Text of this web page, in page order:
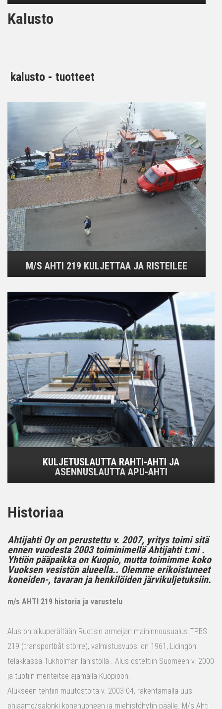
Kalusto
kalusto - tuotteet
M/S AHTI 219 KULJETTAA JA RISTEILEE
KULJETUSLAUTTA RAHTI-AHTI JA
ASENNUSLAUTTA APU-AHTI
Historiaa
Ahtijahti Oy on perustettu v. 2007, yritys toimi sitä
ennen vuodesta 2003 toiminimellä Ahtijahti t:mi .
Yhtiön pääpaikka on Kuopio, mutta toimimme koko
Vuoksen vesistön alueella.. Olemme erikoistuneet
koneiden-, tavaran ja henkilöiden järvikuljetuksiin.
m/s AHTI 219 historia ja varustelu
Alus on alkuperältään Ruotsin armeijan maihinnousualus TPBS
219 (transportbåt större), valmistusvuosi on 1961, Lidingön
telakkassa Tukholman lähistöllä . Alus ostettiin Suomeen v. 2000
ja tuotiin meriteitse ajamalla Kuopioon.
Alukseen tehtiin muutostöitä v. 2003-04, rakentamalla uusi
ohjaamo/salonki konehuoneen ja miehistöhytin päälle. M/s Ahti